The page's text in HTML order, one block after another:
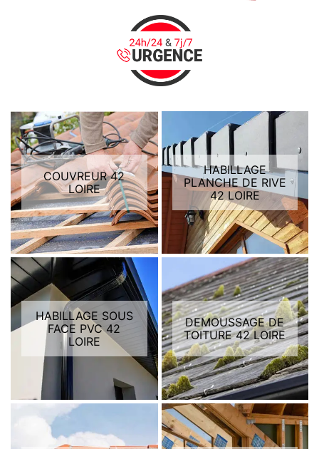
COUVREUR 42
LOIRE
HABILLAGE
PLANCHE DE RIVE
42 LOIRE
HABILLAGE SOUS
FACE PVC 42
LOIRE
DEMOUSSAGE DE
TOITURE 42 LOIRE